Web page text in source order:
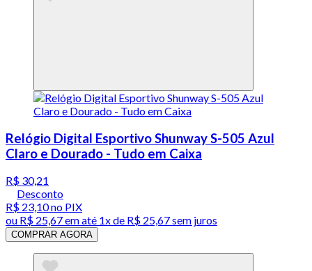
Relógio Digital Esportivo Shunway S-505 Azul
Claro e Dourado - Tudo em Caixa
R$ 30,21
Desconto
R$ 23,10no PIX
ou R$ 25,67em até 1x de R$ 25,67sem juros
COMPRAR AGORA